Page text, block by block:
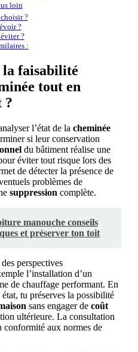
loin
?
?
?
:
la faisabilité
tout en
?
l’état de la cheminée
si leur conservation
du bâtiment réalise une
éviter tout risque lors des
de détecter la présence de
problèmes de
suppression complète.
manouche conseils
et préserver ton toit
perspectives
l’installation d’un
de chauffage performant. En
tu préserves la possibilité
sans engager de coût
ultérieure. La consultation
conformité aux normes de